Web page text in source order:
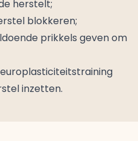
herstelt;
blokkeren;
prikkels geven om
inzetten.